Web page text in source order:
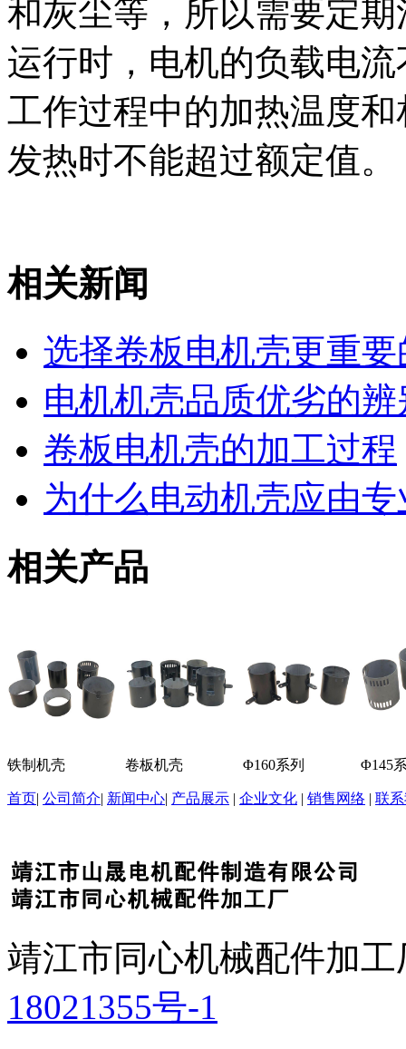
和灰尘等，所以需要定
运行时，电机的负载电
工作过程中的加热温度
发热时不能超过额定值。
相关新闻
选择卷板电机壳更重
电机机壳品质优劣的
卷板电机壳的加工过程
为什么电动机壳应由
相关产品
铁制机壳 卷板机壳 Φ160系列 Φ145
首页| 公司简介| 新闻中心| 产品展示 | 企业文化 | 销售网络 | 联
靖江市同心机械配件加
18021355号-1